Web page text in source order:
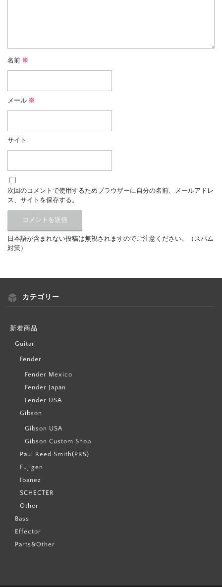
名前 ※
メール ※
サイト
次回のコメントで使用するためブラウザーに自分の名前、メールアドレ
ス、サイトを保存する。
日本語が含まれない投稿は無視されますのでご注意ください。（スパム
対策）
カテゴリー
新着商品
Guitar
Fender
Fender Mexico
Fender Japan
Fender USA
Gibson
Gibson USA
Gibson Custom Shop
Paul Reed Smith(PRS)
Fujigen
Ibanez
SCHECTER
Other
Bass
Effector
Parts&Other